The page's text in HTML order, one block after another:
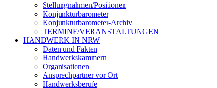
Stellungnahmen/Positionen
Konjunkturbarometer
Konjunkturbarometer-Archiv
TERMINE/VERANSTALTUNGEN
HANDWERK IN NRW
Daten und Fakten
Handwerkskammern
Organisationen
Ansprechpartner vor Ort
Handwerksberufe